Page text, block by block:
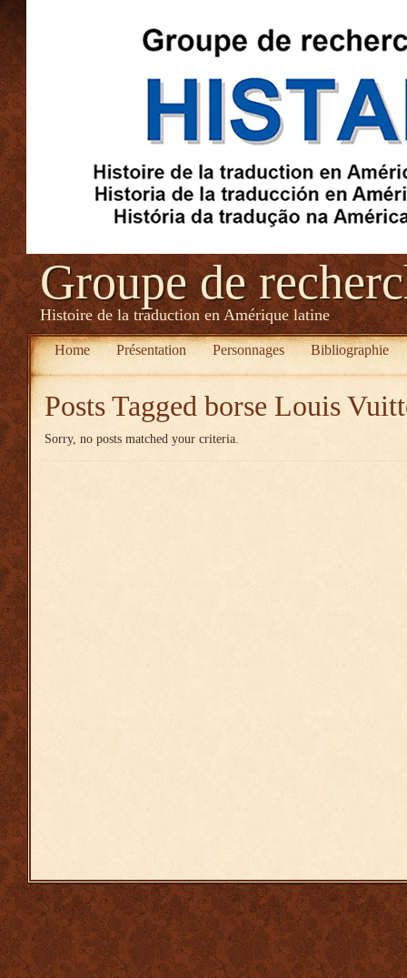
Groupe de
Histoire de la traduction en Amérique latine
Home Présentation Personnages Bibliographie
Posts Tagged borse Louis
Sorry, no posts matched your criteria.